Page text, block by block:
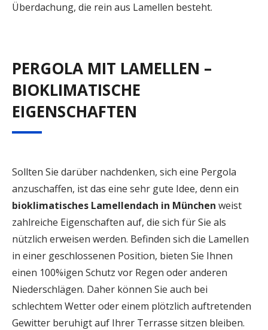
Überdachung, die rein aus Lamellen besteht.
PERGOLA MIT LAMELLEN –
BIOKLIMATISCHE
EIGENSCHAFTEN
Sollten Sie darüber nachdenken, sich eine Pergola
anzuschaffen, ist das eine sehr gute Idee, denn ein
bioklimatisches Lamellendach in München weist
zahlreiche Eigenschaften auf, die sich für Sie als
nützlich erweisen werden. Befinden sich die Lamellen
in einer geschlossenen Position, bieten Sie Ihnen
einen 100%igen Schutz vor Regen oder anderen
Niederschlägen. Daher können Sie auch bei
schlechtem Wetter oder einem plötzlich auftretenden
Gewitter beruhigt auf Ihrer Terrasse sitzen bleiben.